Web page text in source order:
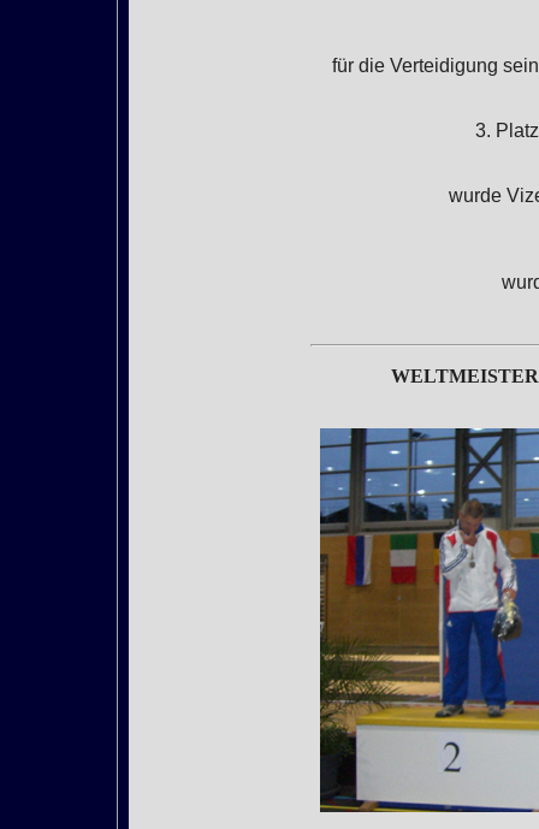
für die Verteidigung
3.
wurde